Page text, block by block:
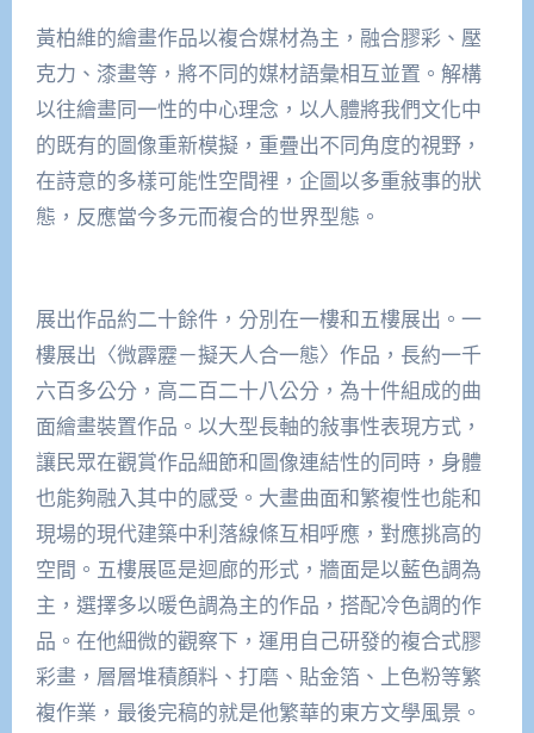
黃柏維的繪畫作品以複合媒材為主，融合膠彩、壓
克力、漆畫等，將不同的媒材語彙相互並置。解構
以往繪畫同一性的中心理念，以人體將我們文化中
的既有的圖像重新模擬，重疊出不同角度的視野，
在詩意的多樣可能性空間裡，企圖以多重敍事的狀
態，反應當今多元而複合的世界型態。
展出作品約二十餘件，分別在一樓和五樓展出。一
樓展出〈微霹靂－擬天人合一態〉作品，長約一千
六百多公分，高二百二十八公分，為十件組成的曲
面繪畫裝置作品。以大型長軸的敍事性表現方式，
讓民眾在觀賞作品細節和圖像連結性的同時，身體
也能夠融入其中的感受。大畫曲面和繁複性也能和
現場的現代建築中利落線條互相呼應，對應挑高的
空間。五樓展區是迴廊的形式，牆面是以藍色調為
主，選擇多以暖色調為主的作品，搭配冷色調的作
品。在他細微的觀察下，運用自己研發的複合式膠
彩畫，層層堆積顏料、打磨、貼金箔、上色粉等繁
複作業，最後完稿的就是他繁華的東方文學風景。